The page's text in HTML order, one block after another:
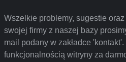
Wszelkie problemy, sugestie
swojej firmy z naszej bazy
mail podany w zakładce 'kontakt'.
funkcjonalnością witryny za